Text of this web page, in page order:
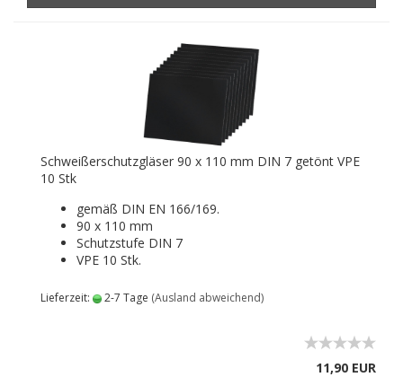
Schweißerschutzgläser 90 x 110 mm DIN 7 getönt VPE
10 Stk
gemäß DIN EN 166/169.
90 x 110 mm
Schutzstufe DIN 7
VPE 10 Stk.
Lieferzeit: 2-7 Tage (Ausland abweichend)
11,90 EUR